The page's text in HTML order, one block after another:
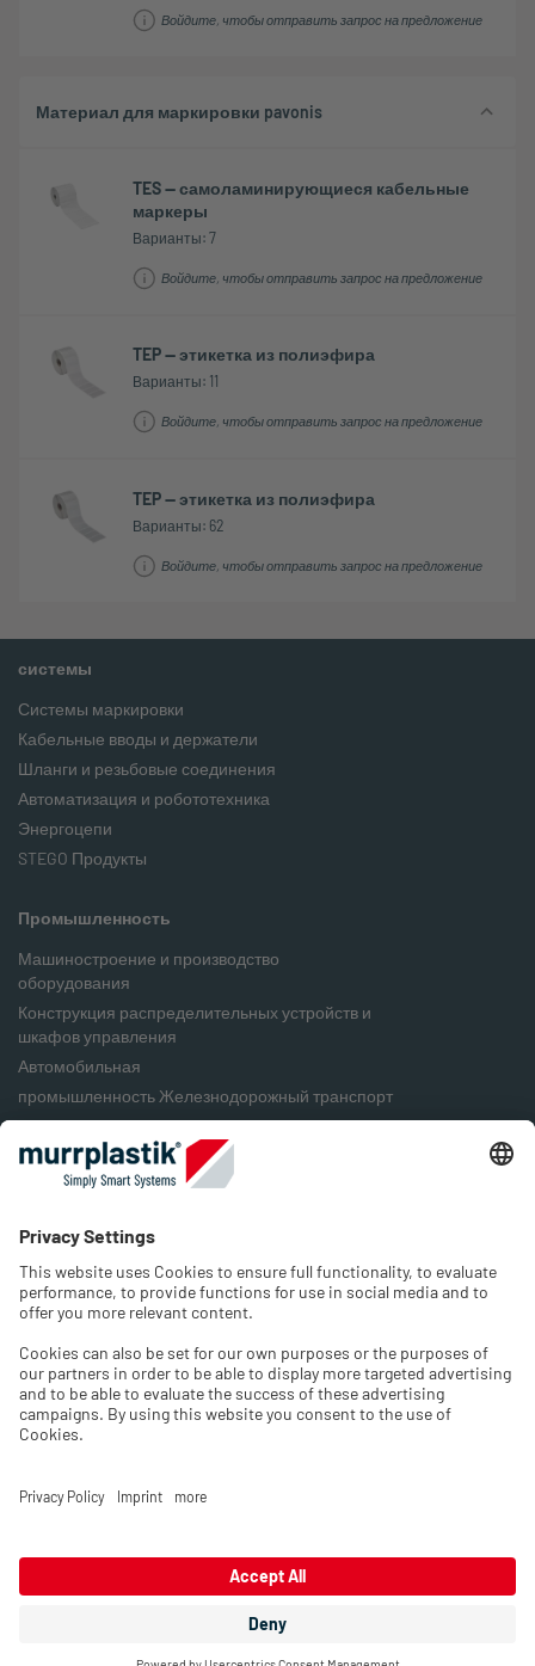
Войдите, чтобы отправить запрос на предложение
Материал для маркировки pavonis
TES — самоламинирующиеся кабельные
маркеры
Варианты: 7
Войдите, чтобы отправить запрос на предложение
TEP — этикетка из полиэфира
Варианты: 11
Войдите, чтобы отправить запрос на предложение
TEP — этикетка из полиэфира
Варианты: 62
Войдите, чтобы отправить запрос на предложение
системы
Системы маркировки
Кабельные вводы и держатели
Шланги и резьбовые соединения
Автоматизация и робототехника
Энергоцепи
STEGO Продукты
Промышленность
Машиностроение и производство
оборудования
Конструкция распределительных устройств и
шкафов управления
Автомобильная
промышленность Железнодорожный транспорт
Пищевая промышленность
Упаковочная промышленность
Возобновляемые источники энергии
Компания
О нас
Вакансии и карьера
Контактные данные
местонахождения.
Язык: RU